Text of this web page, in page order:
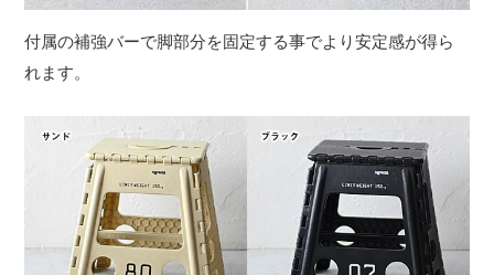
付属の補強バーで脚部分を固定する事でより安定感が得ら
れます。